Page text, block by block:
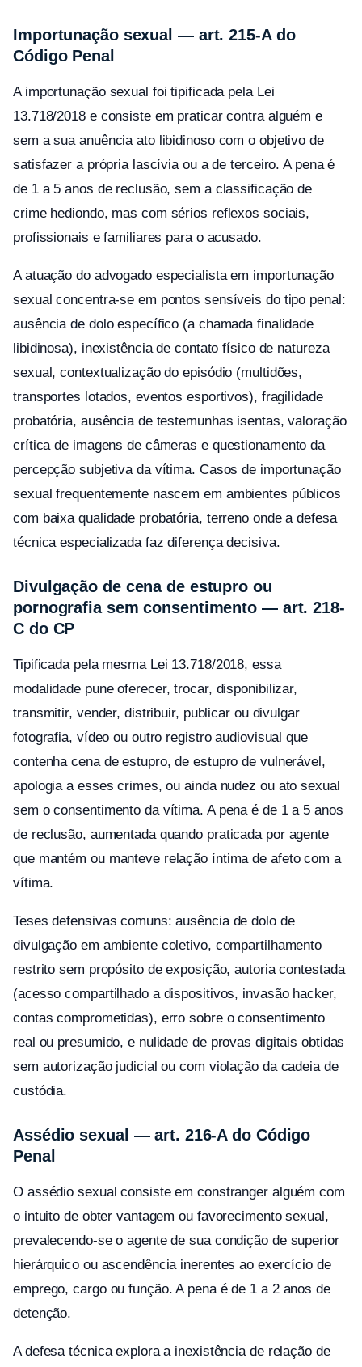
Importunação sexual — art. 215-A do
Código Penal
A importunação sexual foi tipificada pela Lei
13.718/2018 e consiste em praticar contra alguém e
sem a sua anuência ato libidinoso com o objetivo de
satisfazer a própria lascívia ou a de terceiro. A pena é
de 1 a 5 anos de reclusão, sem a classificação de
crime hediondo, mas com sérios reflexos sociais,
profissionais e familiares para o acusado.
A atuação do advogado especialista em importunação
sexual concentra-se em pontos sensíveis do tipo penal:
ausência de dolo específico (a chamada finalidade
libidinosa), inexistência de contato físico de natureza
sexual, contextualização do episódio (multidões,
transportes lotados, eventos esportivos), fragilidade
probatória, ausência de testemunhas isentas, valoração
crítica de imagens de câmeras e questionamento da
percepção subjetiva da vítima. Casos de importunação
sexual frequentemente nascem em ambientes públicos
com baixa qualidade probatória, terreno onde a defesa
técnica especializada faz diferença decisiva.
Divulgação de cena de estupro ou
pornografia sem consentimento — art. 218-
C do CP
Tipificada pela mesma Lei 13.718/2018, essa
modalidade pune oferecer, trocar, disponibilizar,
transmitir, vender, distribuir, publicar ou divulgar
fotografia, vídeo ou outro registro audiovisual que
contenha cena de estupro, de estupro de vulnerável,
apologia a esses crimes, ou ainda nudez ou ato sexual
sem o consentimento da vítima. A pena é de 1 a 5 anos
de reclusão, aumentada quando praticada por agente
que mantém ou manteve relação íntima de afeto com a
vítima.
Teses defensivas comuns: ausência de dolo de
divulgação em ambiente coletivo, compartilhamento
restrito sem propósito de exposição, autoria contestada
(acesso compartilhado a dispositivos, invasão hacker,
contas comprometidas), erro sobre o consentimento
real ou presumido, e nulidade de provas digitais obtidas
sem autorização judicial ou com violação da cadeia de
custódia.
Assédio sexual — art. 216-A do Código
Penal
O assédio sexual consiste em constranger alguém com
o intuito de obter vantagem ou favorecimento sexual,
prevalecendo-se o agente de sua condição de superior
hierárquico ou ascendência inerentes ao exercício de
emprego, cargo ou função. A pena é de 1 a 2 anos de
detenção.
A defesa técnica explora a inexistência de relação de